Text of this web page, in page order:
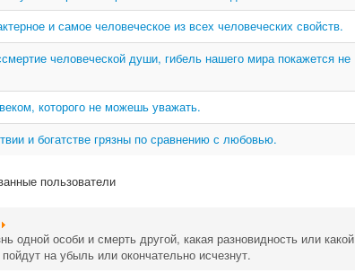
и самое человеческое из всех человеческих свойств.
человеческой души, гибель нашего мира покажется не
которого не можешь уважать.
и богатстве грязны по сравнению с любовью.
пользователи
одной особи и смерть другой, какая разновидность или какой
на убыль или окончательно исчезнут.